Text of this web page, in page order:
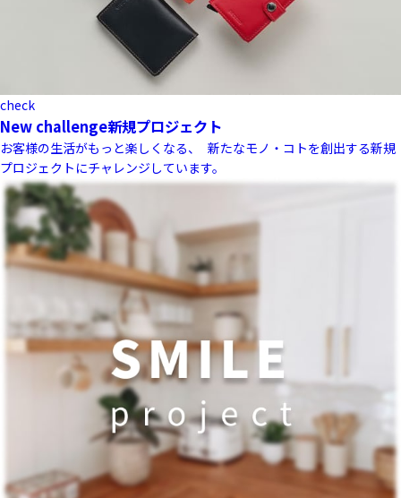
check
New challenge新規プロジェクト
お客様の生活がもっと楽しくなる、 新たなモノ・コトを創出する新規
プロジェクトにチャレンジしています。